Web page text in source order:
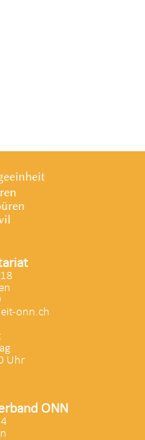
onn.ch
Uhr
ONN